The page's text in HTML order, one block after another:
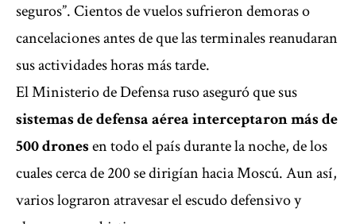
seguros”. Cientos de vuelos sufrieron demoras o
cancelaciones antes de que las terminales reanudaran
sus actividades horas más tarde.
El Ministerio de Defensa ruso aseguró que sus
sistemas de defensa aérea interceptaron más de
500 dronesen todo el país durante la noche, de los
cuales cerca de 200 se dirigían hacia Moscú. Aun así,
varios lograron atravesar el escudo defensivo y